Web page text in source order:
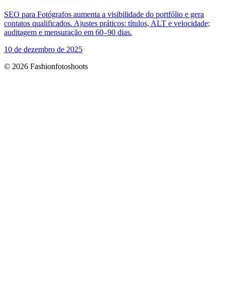
SEO para Fotógrafos aumenta a visibilidade do portfólio e gera
contatos qualificados. Ajustes práticos: títulos, ALT e velocidade;
auditagem e mensuração em 60–90 dias.
10 de dezembro de 2025
© 2026 Fashionfotoshoots